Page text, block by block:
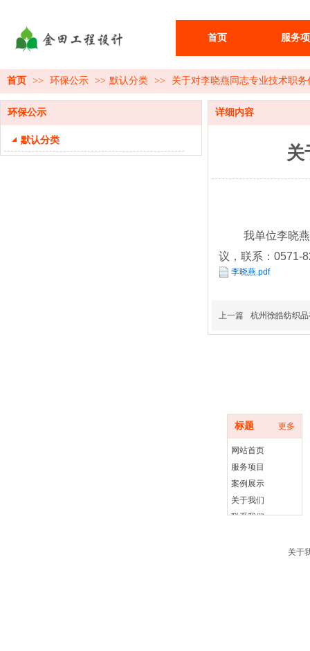
首页 服务
首页 >> 环保公示 >> 默认分类 >> 关于对李晓燕同志专业技术职
环保公示
默认分类
详细内容
关
我单位李晓
议，联系：0571-
李晓燕.pdf
上一篇 杭州徐皓纺织
标题 更多
网站首页
服务项目
案例展示
关于我们
联系我们
关于